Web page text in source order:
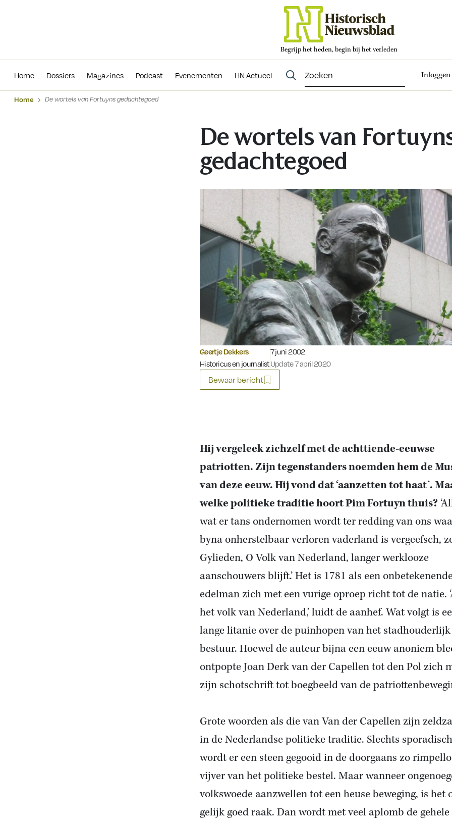
Begrijp het heden, begin bij het verleden
Home Dossiers Magazines Podcast Evenementen HN Actueel Inloggen
Evenementen
Home De wortels van Fortuyns gedachtegoed
De wortels van
gedachtegoed
Geertje Dekkers
Historicus en journalist
Gepubliceerd op:
7 juni 2002
Update 7 april 2020
Bewaar bericht
Hij vergeleek zichzelf met de achttiende-eeuwse
patriotten. Zijn tegenstanders noemden hem de
van deze eeuw. Hij vond dat ‘aanzetten tot haat’.
welke politieke traditie hoort Pim Fortuyn thuis?
wat er tans ondernomen wordt ter redding van ons
byna onherstelbaar verloren vaderland is vergeefsch,
Gylieden, O Volk van Nederland, langer werklooze
aanschouwers blijft.’ Het is 1781 als een
edelman zich met een vurige oproep richt tot de natie.
het volk van Nederland,’ luidt de aanhef. Wat volgt is
lange litanie over de puinhopen van het stadhouderlijk
bestuur. Hoewel de auteur bijna een eeuw anoniem
ontpopte Joan Derk van der Capellen tot den Pol zich
zijn schotschrift tot boegbeeld van de
Grote woorden als die van Van der Capellen zijn
in de Nederlandse politieke traditie. Slechts sporadisch
wordt er een steen gegooid in de doorgaans zo
vijver van het politieke bestel. Maar wanneer
volkswoede aanzwellen tot een heuse beweging, is het
gelijk goed raak. Dan wordt met veel aplomb de gehele